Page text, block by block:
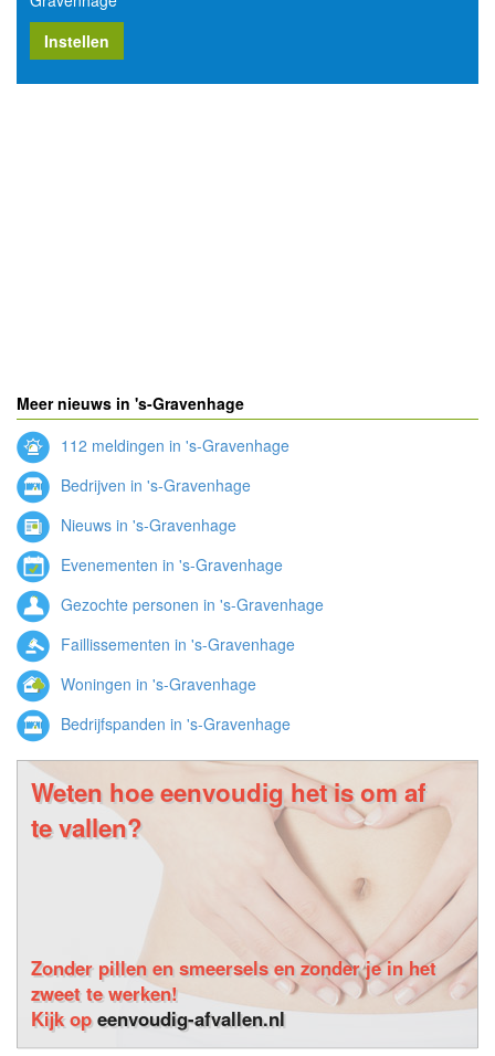
Instellen
Meer nieuws in 's-Gravenhage
112 meldingen in 's-Gravenhage
Bedrijven in 's-Gravenhage
Nieuws in 's-Gravenhage
Evenementen in 's-Gravenhage
Gezochte personen in 's-Gravenhage
Faillissementen in 's-Gravenhage
Woningen in 's-Gravenhage
Bedrijfspanden in 's-Gravenhage
Weten hoe eenvoudig het is om af
te vallen?
Zonder pillen en smeersels en zonder je in het
zweet te werken!
Kijk opeenvoudig-afvallen.nl